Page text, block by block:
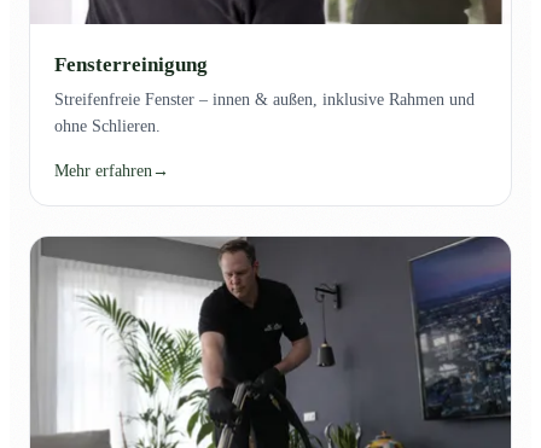
Fensterreinigung
Streifenfreie Fenster – innen & außen, inklusive Rahmen und
ohne Schlieren.
Mehr erfahren→